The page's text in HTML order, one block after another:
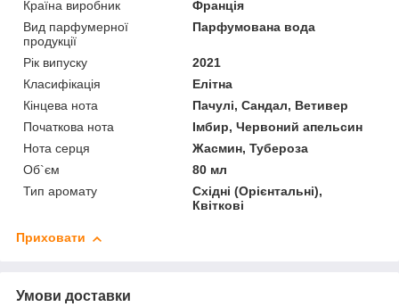
Країна виробник
Франція
Вид парфумерної
продукції
Парфумована вода
Рік випуску
2021
Класифікація
Елітна
Кінцева нота
Пачулі, Сандал, Ветивер
Початкова нота
Імбир, Червоний апельсин
Нота серця
Жасмин, Тубероза
Об`єм
80 мл
Тип аромату
Східні (Орієнтальні),
Квіткові
Приховати
Умови доставки